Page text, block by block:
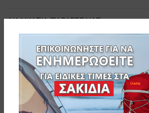
ΔΙΑΔΙΚΑΣΙΑ ΠΑΡΑΓΓΕΛΙΑΣ
SKU:152-6426-1
Related products